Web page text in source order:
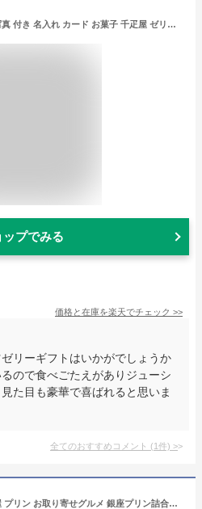
出産内祝い 結婚内祝い 写真 付き 名入れ カード お菓子 千疋屋 ゼリー スイーツ 1万円 洋菓子 ギフト 出産祝い お返し 送料無料 出産 内祝 結婚 内祝い 快気 新築 お祝い 返し (SK)軽 [fy] 誕生日 プレゼント 敬老の日 孫 お盆 残暑お見舞い 暑中お見舞い お中元 お返し
ップでみる
価格と在庫を楽天でチェック >>
リーギフトはいかがでしょうか
ので食べごたえがありジューシ
た目も豪華で喜ばれると思いま
全てのおすすめコメント (1件) >
銀座千疋屋 ギフト 千疋屋 プリン お取り寄せグルメ 銀座プリン詰合せ 千疋や せんびきや 高級プリン 冷凍 ぷりん スイーツ 誕生日プレゼント スイーツギフト 送料無料 お返し 内祝い 出産内祝い 絶品 お取り寄せスイーツ スイーツギフト内祝い